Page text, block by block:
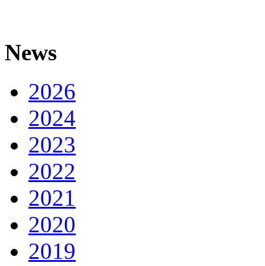
News
2026
2024
2023
2022
2021
2020
2019